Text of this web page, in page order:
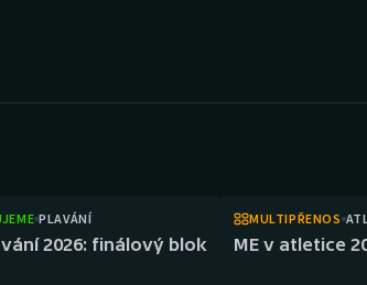
Plavání Ostatní
PLAVÁNÍ
2026: finálový blok
MULTIPŘENOS
ME v atletice